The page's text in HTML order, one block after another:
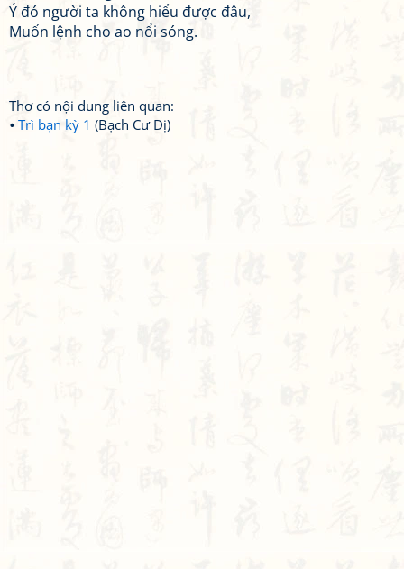
Ý đó người ta không hiểu được đâu,
Muốn lệnh cho ao nổi sóng.
Thơ có nội dung liên quan:
Trì bạn kỳ 1 (Bạch Cư Dị)